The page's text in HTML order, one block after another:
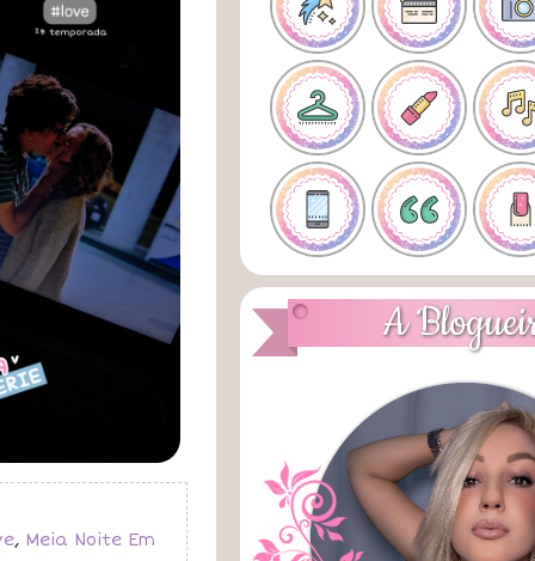
, Meia Noite Em
A